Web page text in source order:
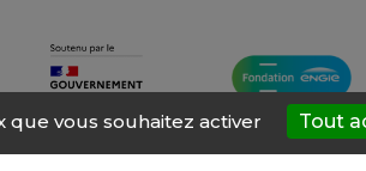
que vous souhaitez activer Tout